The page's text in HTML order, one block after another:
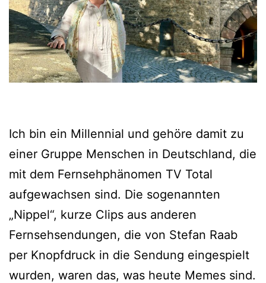
Ich bin ein Millennial und gehöre damit zu
einer Gruppe Menschen in Deutschland, die
mit dem Fernsehphänomen TV Total
aufgewachsen sind. Die sogenannten
„Nippel“, kurze Clips aus anderen
Fernsehsendungen, die von Stefan Raab
per Knopfdruck in die Sendung eingespielt
wurden, waren das, was heute Memes sind.